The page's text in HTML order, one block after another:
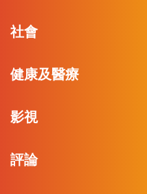
社會
健康及醫療
影視
評論